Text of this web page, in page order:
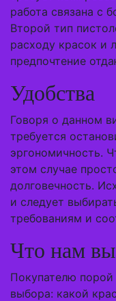
работа связана с
Второй тип
расходу красок и
предпочтение
Удобства
Говоря о данном
требуется
эргономичность.
этом случае
долговечность.
и следует
требованиям и
Что нам
Покупателю порой
выбора: какой